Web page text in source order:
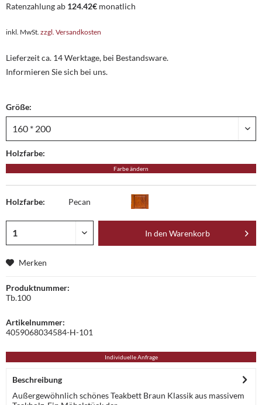
Ratenzahlung ab 124.42€ monatlich
inkl. MwSt. zzgl. Versandkosten
Lieferzeit ca. 14 Werktage, bei Bestandsware.
Informieren Sie sich bei uns.
Größe:
Holzfarbe:
Farbe ändern
Holzfarbe: Pecan
In den Warenkorb
Merken
Produktnummer:
Tb.100
Artikelnummer:
4059068034584-H-101
Individuelle Anfrage
Beschreibung
Außergewöhnlich schönes Teakbett Braun Klassik aus massivem